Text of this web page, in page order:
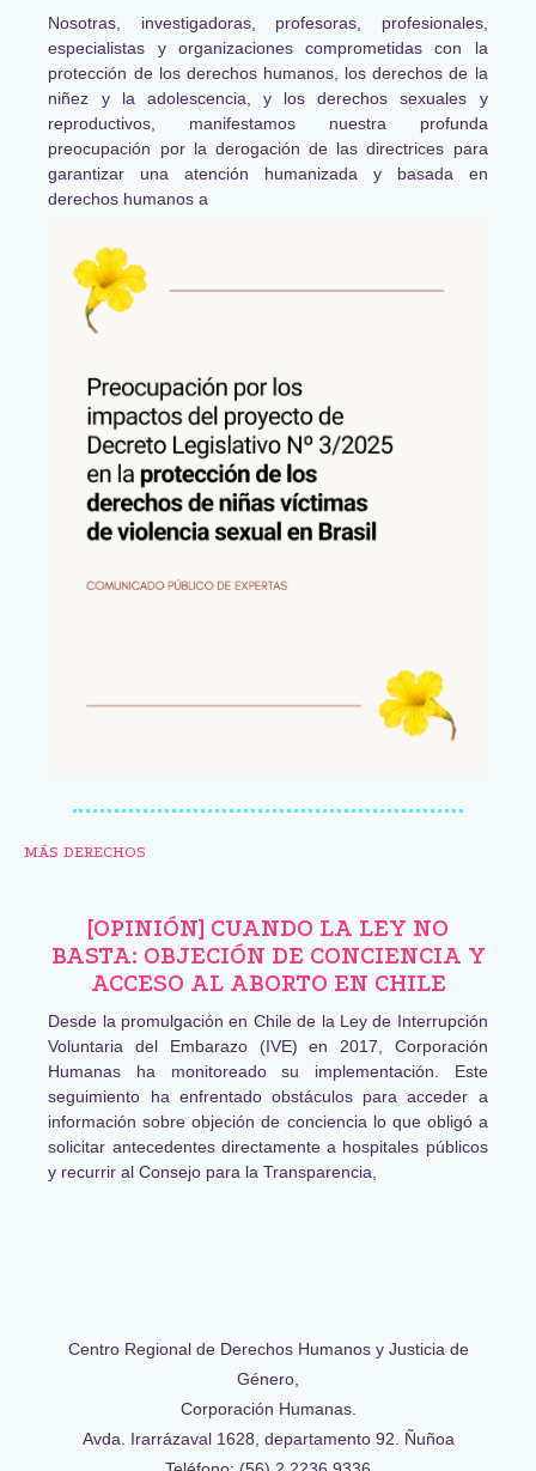
Nosotras, investigadoras, profesoras, profesionales,
especialistas y organizaciones comprometidas con la
protección de los derechos humanos, los derechos de la
niñez y la adolescencia, y los derechos sexuales y
reproductivos, manifestamos nuestra profunda
preocupación por la derogación de las directrices para
garantizar una atención humanizada y basada en
derechos humanos a
MÁS DERECHOS
[OPINIÓN] CUANDO LA LEY NO
BASTA: OBJECIÓN DE CONCIENCIA Y
ACCESO AL ABORTO EN CHILE
Desde la promulgación en Chile de la Ley de Interrupción
Voluntaria del Embarazo (IVE) en 2017, Corporación
Humanas ha monitoreado su implementación. Este
seguimiento ha enfrentado obstáculos para acceder a
información sobre objeción de conciencia lo que obligó a
solicitar antecedentes directamente a hospitales públicos
y recurrir al Consejo para la Transparencia,
Centro Regional de Derechos Humanos y Justicia de
Género,
Corporación Humanas.
Avda. Irarrázaval 1628, departamento 92. Ñuñoa